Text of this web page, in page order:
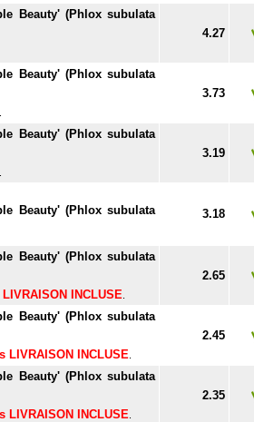
Beauty' (Phlox subulata
4.27
Beauty' (Phlox subulata
3.73
Beauty' (Phlox subulata
3.19
Beauty' (Phlox subulata
3.18
Beauty' (Phlox subulata
INCLUSE
2.65
Beauty' (Phlox subulata
LIVRAISON INCLUSE
2.45
Beauty' (Phlox subulata
LIVRAISON INCLUSE
2.35